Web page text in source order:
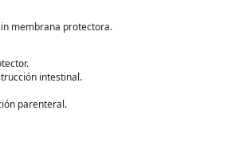
membrana protectora.
intestinal.
parenteral.